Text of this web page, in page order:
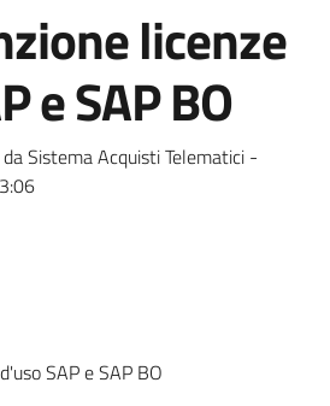
licenze
e SAP BO
Sistema Acquisti Telematici -
SAP e SAP BO